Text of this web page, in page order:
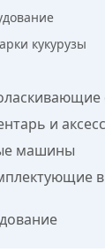
кукурузы
и
машины